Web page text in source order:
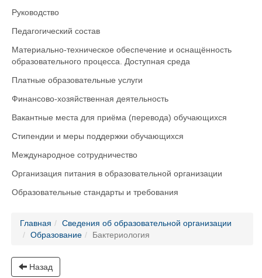
Руководство
Педагогический состав
Материально-техническое обеспечение и оснащённость
образовательного процесса. Доступная среда
Платные образовательные услуги
Финансово-хозяйственная деятельность
Вакантные места для приёма (перевода) обучающихся
Стипендии и меры поддержки обучающихся
Международное сотрудничество
Организация питания в образовательной организации
Образовательные стандарты и требования
Главная
Сведения об образовательной организации
Образование
Бактериология
Назад